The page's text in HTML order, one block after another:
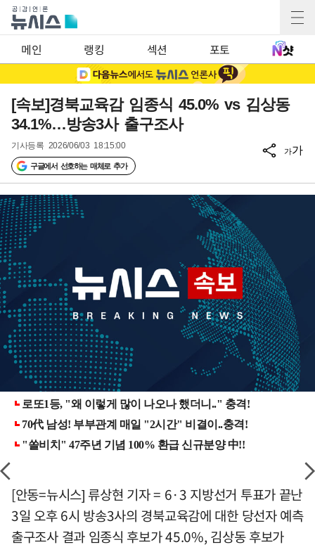
메인 랭킹 섹션 포토
[속보]경북교육감 임종식 45.0% vs 김상동
34.1%…방송3사 출구조사
기사등록 2026/06/03 18:15:00
구글에서 선호하는 매체로 추가
가가
[안동=뉴시스] 류상현 기자 = 6·3 지방선거 투표가 끝난
3일 오후 6시 방송3사의 경북교육감에 대한 당선자 예측
출구조사 결과 임종식 후보가 45.0%, 김상동 후보가